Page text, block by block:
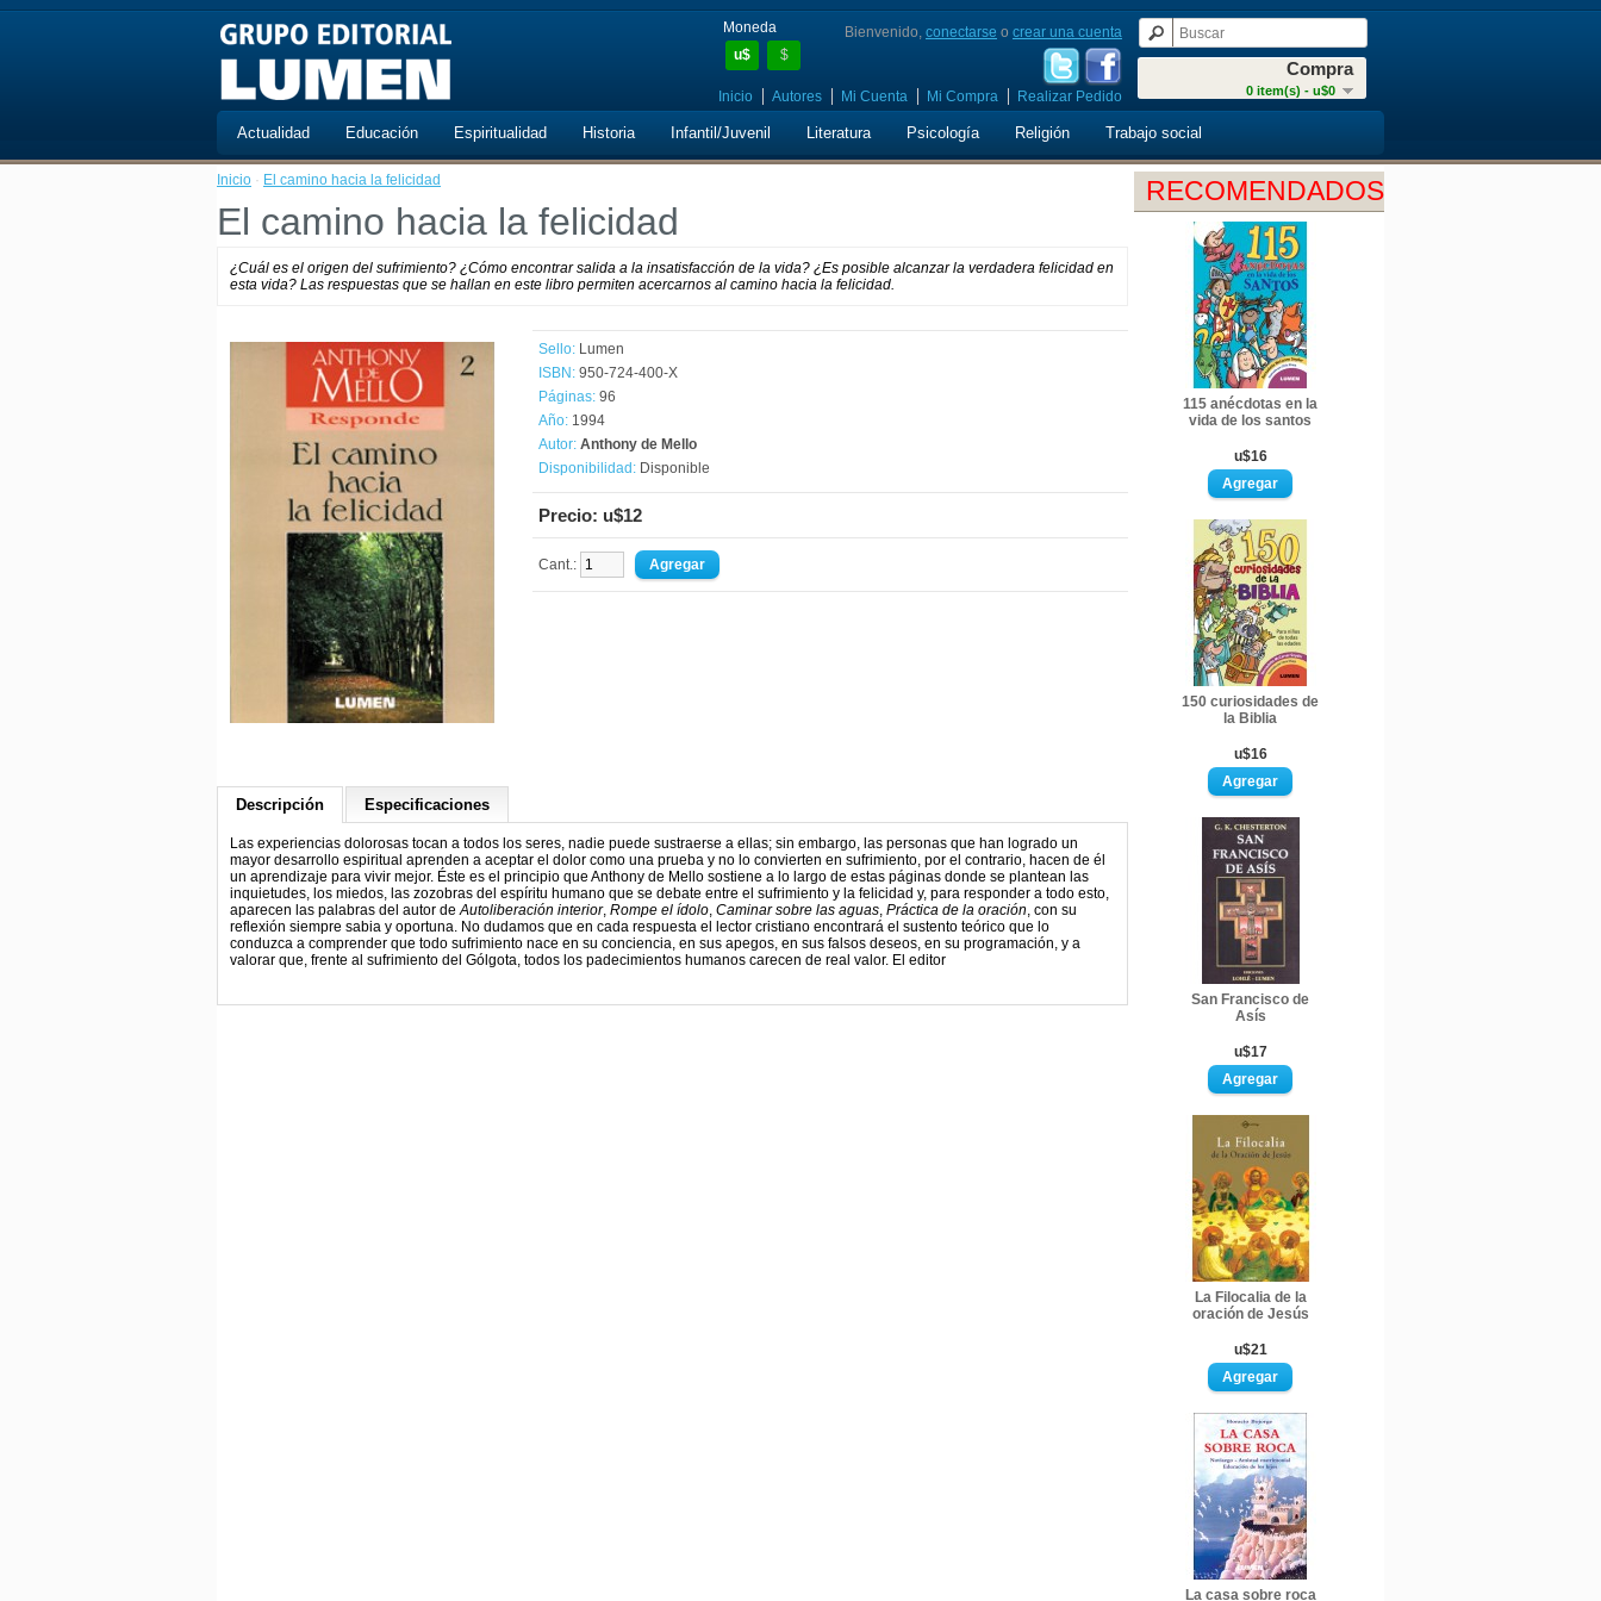
Moneda
u$
$
Compra
0 item(s) - u$0
Bienvenido, conectarse o crear una cuenta
Inicio Autores Mi Cuenta Mi Compra Realizar Pedido
Actualidad Educación Espiritualidad Historia Infantil/Juvenil Literatura Psicología Religión Trabajo social
RECOMENDADOS
115 anécdotas en la
vida de los santos
u$16
150 curiosidades de
la Biblia
u$16
San Francisco de
Asís
u$17
La Filocalia de la
oración de Jesús
u$21
La casa sobre roca
Inicio · El camino hacia la felicidad
El camino hacia la felicidad
¿Cuál es el origen del sufrimiento? ¿Cómo encontrar salida a la insatisfacción de la vida? ¿Es posible alcanzar la verdadera felicidad en
esta vida? Las respuestas que se hallan en este libro permiten acercarnos al camino hacia la felicidad.
Sello: Lumen
ISBN: 950-724-400-X
Páginas: 96
Año: 1994
Autor: Anthony de Mello
Disponibilidad: Disponible
Precio: u$12
Cant.:
Descripción Especificaciones
Las experiencias dolorosas tocan a todos los seres, nadie puede sustraerse a ellas; sin embargo, las personas que han logrado un
mayor desarrollo espiritual aprenden a aceptar el dolor como una prueba y no lo convierten en sufrimiento, por el contrario, hacen de él
un aprendizaje para vivir mejor. Éste es el principio que Anthony de Mello sostiene a lo largo de estas páginas donde se plantean las
inquietudes, los miedos, las zozobras del espíritu humano que se debate entre el sufrimiento y la felicidad y, para responder a todo esto,
aparecen las palabras del autor deAutoliberación interior, Rompe el ídolo, Caminar sobre las aguas, Práctica de la oración, con su
reflexión siempre sabia y oportuna. No dudamos que en cada respuesta el lector cristiano encontrará el sustento teórico que lo
conduzca a comprender que todo sufrimiento nace en su conciencia, en sus apegos, en sus falsos deseos, en su programación, y a
valorar que, frente al sufrimiento del Gólgota, todos los padecimientos humanos carecen de real valor. El editor